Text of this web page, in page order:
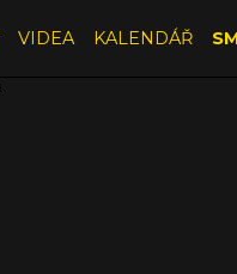
VIDEA KALENDÁŘ